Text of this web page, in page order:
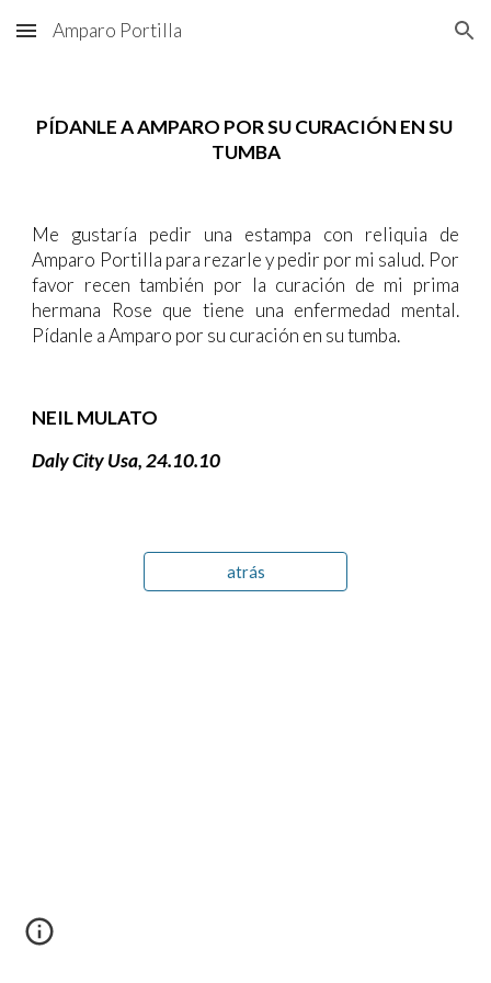
Skip to main content Skip to navigation
Amparo Portilla
PÍDANLE A AMPARO POR SU CURACIÓN EN SU
TUMBA
Me gustaría pedir una estampa con reliquia de
Amparo Portilla para rezarle y pedir por mi salud. Por
favor recen también por la curación de mi prima
hermana Rose que tiene una enfermedad mental.
Pídanle a Amparo por su curación en su tumba.
NEIL MULATO
Daly City Usa, 24.10.10
atrás